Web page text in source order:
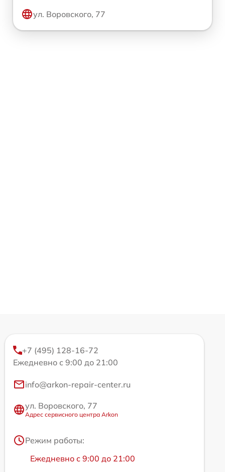
ул. Воровского, 77
+7 (495) 128-16-72
Ежедневно с 9:00 до 21:00
info@arkon-repair-center.ru
ул. Воровского, 77
Адрес сервисного центра Arkon
Режим работы:
Ежедневно с 9:00 до 21:00